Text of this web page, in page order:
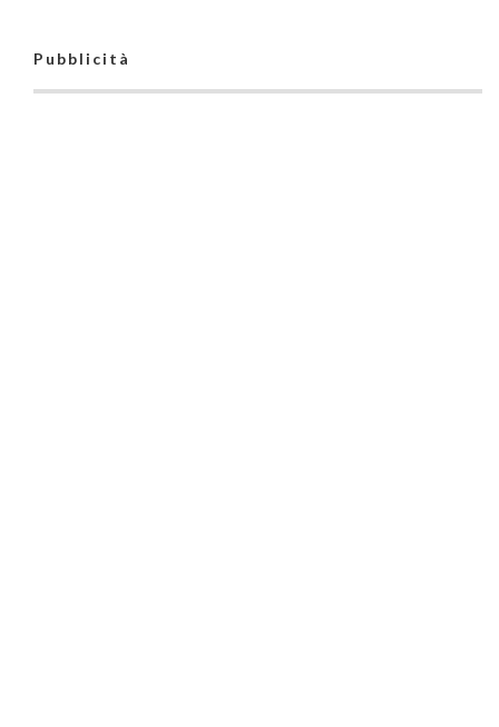
Pubblicità